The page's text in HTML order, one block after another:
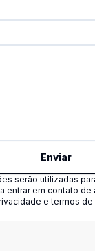
Enviar
serão utilizadas
entrar em contato de
e termos de